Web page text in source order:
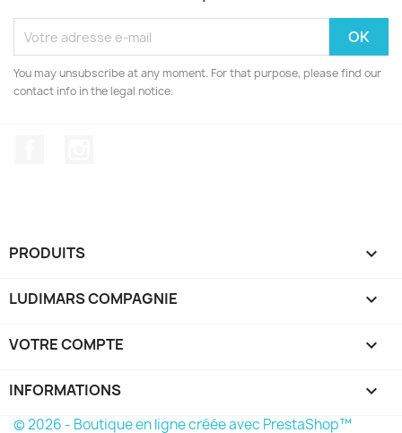
You may unsubscribe at any moment. For that purpose, please find our
contact info in the legal notice.
PRODUITS 
LUDIMARS COMPAGNIE 
VOTRE COMPTE 
INFORMATIONS keyboard_arrow_down
© 2026 - Boutique en ligne créée avec PrestaShop™